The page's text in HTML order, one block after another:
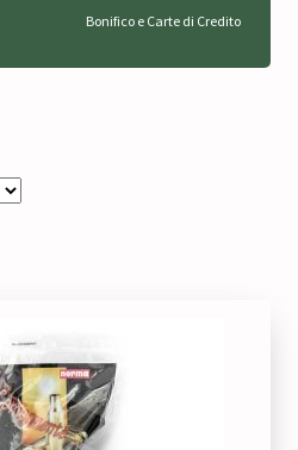
Bonifico e Carte di Credito